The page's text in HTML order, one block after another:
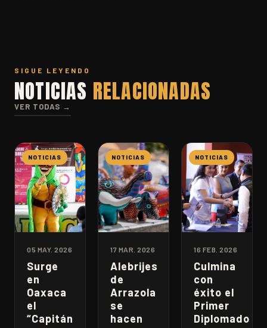
SIGUE LEYENDO
NOTICIAS RELACIONADAS
VER TODAS →
NOTICIAS
05 MAY. 2026
Surge
en
Oaxaca
el
“Capitán
NOTICIAS
17 MAR. 2026
Alebrijes
de
Arrazola
se
hacen
NOTICIAS
16 FEB. 2026
Culmina
con
éxito el
Primer
Diplomado